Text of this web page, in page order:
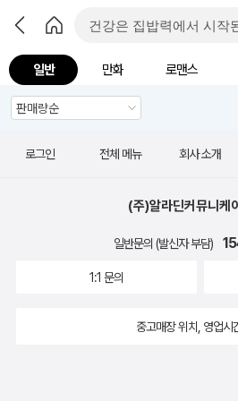
일반 만화 로맨스
로그인 전체 메뉴 회사 소개
(주)알라딘커뮤니케
일반문의 (발신자 부담)
1:1 문의
중고매장 위치, 영업시